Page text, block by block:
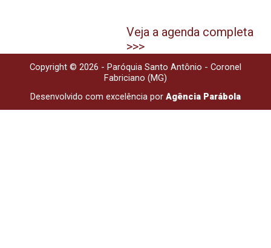
Veja a agenda completa
>>>
Copyright © 2026 - Paróquia Santo Antônio - Coronel
Fabriciano (MG)
Desenvolvido com excelência por Agência Parábola